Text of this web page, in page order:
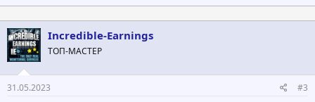
Incredible-Earnings
ТОП-МАСТЕР
31.05.2023 #3